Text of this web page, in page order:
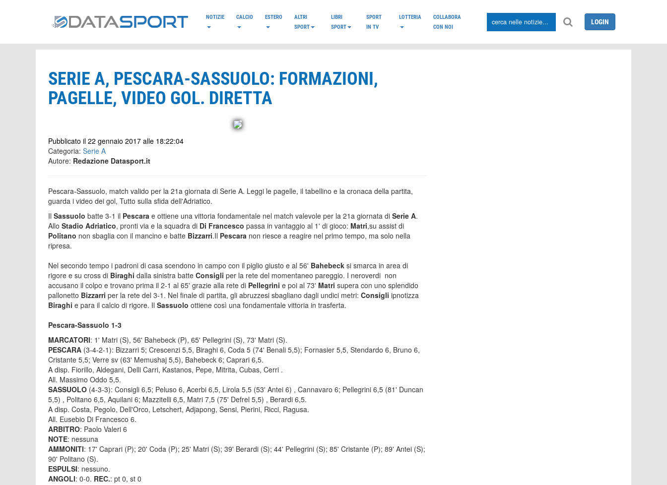
NOTIZIE CALCIO ESTERO
ALTRI
SPORT
LIBRI
SPORT
SPORT
IN TV
LOTTERIA
COLLABORA
CON NOI
LOGIN
SERIE A, PESCARA-SASSUOLO: FORMAZIONI,
PAGELLE, VIDEO GOL. DIRETTA
Pubblicato il 22 gennaio 2017 alle 18:22:04
Categoria: Serie A
Autore: Redazione Datasport.it
Pescara-Sassuolo, match valido per la 21a giornata di Serie A. Leggi le pagelle, il tabellino e la cronaca della partita,
guarda i video dei gol, Tutto sulla sfida dell'Adriatico.
Il Sassuolo batte 3-1 il Pescara e ottiene una vittoria fondamentale nel match valevole per la 21a giornata di Serie A.
Allo Stadio Adriatico, pronti via e la squadra di Di Francesco passa in vantaggio al 1' di gioco: Matri,su assist di
Politano non sbaglia con il mancino e batte Bizzarri.Il Pescara non riesce a reagire nel primo tempo, ma solo nella
ripresa.
Nel secondo tempo i padroni di casa scendono in campo con il piglio giusto e al 56' Bahebeck si smarca in area di
rigore e su cross di Biraghi dalla sinistra batte Consigli per la rete del momentaneo pareggio. I neroverdi non
accusano il colpo e trovano prima il 2-1 al 65' grazie alla rete di Pellegrini e poi al 73' Matri supera con uno splendido
pallonetto Bizzarri per la rete del 3-1. Nel finale di partita, gli abruzzesi sbagliano dagli undici metri: Consigli ipnotizza
Biraghi e para il calcio di rigore. Il Sassuolo ottiene così una fondamentale vittoria in trasferta.
Pescara-Sassuolo 1-3
MARCATORI: 1' Matri (S), 56' Bahebeck (P), 65' Pellegrini (S), 73' Matri (S).
PESCARA (3-4-2-1): Bizzarri 5; Crescenzi 5,5, Biraghi 6, Coda 5 (74' Benali 5,5); Fornasier 5,5, Stendardo 6, Bruno 6,
Cristante 5,5; Verre sv (63' Memushaj 5,5), Bahebeck 6; Caprari 6,5.
A disp. Fiorillo, Aldegani, Delli Carri, Kastanos, Pepe, Mitrita, Cubas, Cerri .
All. Massimo Oddo 5,5.
SASSUOLO (4-3-3): Consigli 6,5; Peluso 6, Acerbi 6,5, Lirola 5,5 (53' Antei 6) , Cannavaro 6; Pellegrini 6,5 (81' Duncan
5,5) , Politano 6,5, Aquilani 6; Mazzitelli 6,5, Matri 7,5 (75' Defrel 5,5) , Berardi 6,5.
A disp. Costa, Pegolo, Dell'Orco, Letschert, Adjapong, Sensi, Pierini, Ricci, Ragusa.
All. Eusebio Di Francesco 6.
ARBITRO: Paolo Valeri 6
NOTE: nessuna
AMMONITI: 17' Caprari (P); 20' Coda (P); 25' Matri (S); 39' Berardi (S); 44' Pellegrini (S); 85' Cristante (P); 89' Antei (S);
90' Politano (S).
ESPULSI: nessuno.
ANGOLI: 0-0. REC.: pt 0, st 0